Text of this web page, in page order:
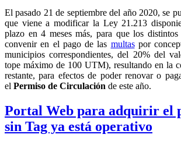
El pasado 21 de septiembre del año 2020, se
que viene a modificar la Ley 21.213
plazo en 4 meses más, para que los distintos
convenir en el pago de las multaspor
municipios correspondientes, del 20% del
tope máximo de 100 UTM), resultando en la
restante, para efectos de poder renovar o
el Permiso de Circulación de este año.
Portal Web para adquirir el
sin Tag ya está operativo